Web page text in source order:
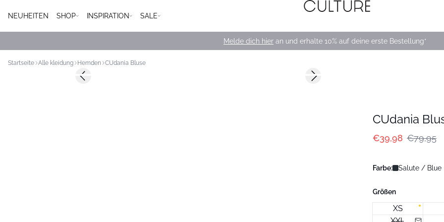
NEUHEITEN SHOP INSPIRATION SALE
Melde dich hier an und erhalte 10% auf deine erste Bestellung*
Startseite Alle kleidung Hemden CUdania Bluse
-50%Previous slide Next slide
CUdania
€39,98 €79,95
Farbe: Salute / Blue
Größen
XS